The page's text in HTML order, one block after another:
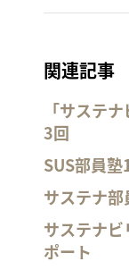
関連記事
「サステ
3回
SUS部員
サステナ
サステナ
ポート